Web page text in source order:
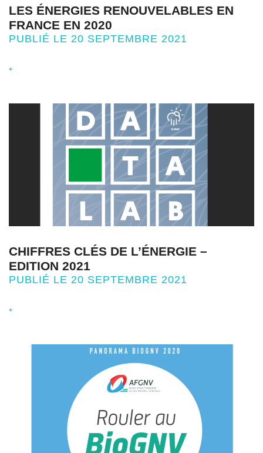
LES ÉNERGIES RENOUVELABLES EN
FRANCE EN 2020
PUBLIÉ LE 20 SEPTEMBRE 2021
+
CHIFFRES CLÉS DE L’ÉNERGIE –
EDITION 2021
PUBLIÉ LE 20 SEPTEMBRE 2021
+